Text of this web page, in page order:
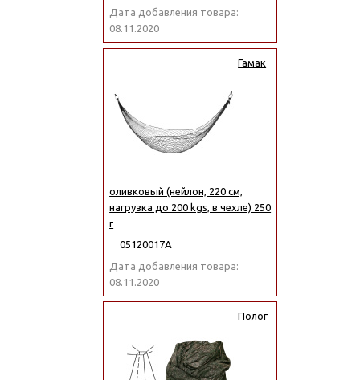
Дата добавления товара:
08.11.2020
Гамак
оливковый (нейлон, 220 см,
нагрузка до 200 kgs, в чехле) 250
г
05120017А
Дата добавления товара:
08.11.2020
Полог